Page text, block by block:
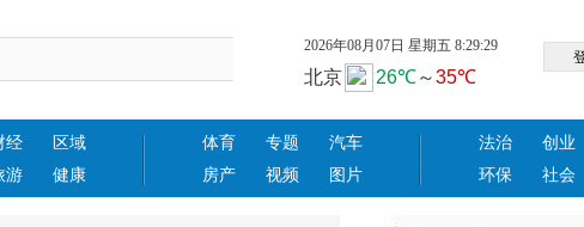
2026年08月07日 星期五 8:29:29
经
区域
游 健康
体育 专题
汽车
房产
视频 图片
法治 创业
环保
社会